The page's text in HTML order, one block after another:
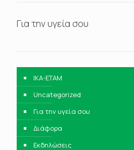
Για την υγεία σου
IKA-ETAM
Uncategorized
Για την υγεία σου
Διάφορα
Εκδηλώσεις